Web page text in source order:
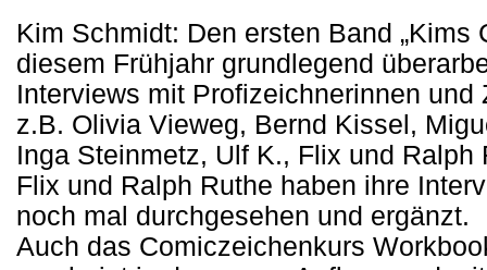
Kim Schmidt: Den ersten Band „Kims
diesem Frühjahr grundlegend
Interviews mit Profizeichnerinnen
z.B. Olivia Vieweg, Bernd Kissel,
Inga Steinmetz, Ulf K., Flix und Ralph
Flix und Ralph Ruthe haben ihre
noch mal durchgesehen und ergänzt.
Auch das Comiczeichenkurs